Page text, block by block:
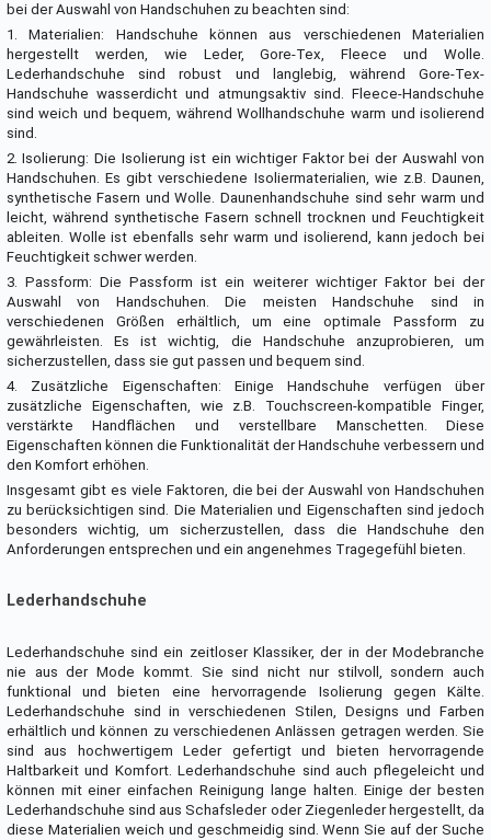
bei der Auswahl von Handschuhen zu beachten sind:
1. Materialien: Handschuhe können aus verschiedenen Materialien
hergestellt werden, wie Leder, Gore-Tex, Fleece und Wolle.
Lederhandschuhe sind robust und langlebig, während Gore-Tex-
Handschuhe wasserdicht und atmungsaktiv sind. Fleece-Handschuhe
sind weich und bequem, während Wollhandschuhe warm und isolierend
sind.
2. Isolierung: Die Isolierung ist ein wichtiger Faktor bei der Auswahl von
Handschuhen. Es gibt verschiedene Isoliermaterialien, wie z.B. Daunen,
synthetische Fasern und Wolle. Daunenhandschuhe sind sehr warm und
leicht, während synthetische Fasern schnell trocknen und Feuchtigkeit
ableiten. Wolle ist ebenfalls sehr warm und isolierend, kann jedoch bei
Feuchtigkeit schwer werden.
3. Passform: Die Passform ist ein weiterer wichtiger Faktor bei der
Auswahl von Handschuhen. Die meisten Handschuhe sind in
verschiedenen Größen erhältlich, um eine optimale Passform zu
gewährleisten. Es ist wichtig, die Handschuhe anzuprobieren, um
sicherzustellen, dass sie gut passen und bequem sind.
4. Zusätzliche Eigenschaften: Einige Handschuhe verfügen über
zusätzliche Eigenschaften, wie z.B. Touchscreen-kompatible Finger,
verstärkte Handflächen und verstellbare Manschetten. Diese
Eigenschaften können die Funktionalität der Handschuhe verbessern und
den Komfort erhöhen.
Insgesamt gibt es viele Faktoren, die bei der Auswahl von Handschuhen
zu berücksichtigen sind. Die Materialien und Eigenschaften sind jedoch
besonders wichtig, um sicherzustellen, dass die Handschuhe den
Anforderungen entsprechen und ein angenehmes Tragegefühl bieten.
Lederhandschuhe
Lederhandschuhe sind ein zeitloser Klassiker, der in der Modebranche
nie aus der Mode kommt. Sie sind nicht nur stilvoll, sondern auch
funktional und bieten eine hervorragende Isolierung gegen Kälte.
Lederhandschuhe sind in verschiedenen Stilen, Designs und Farben
erhältlich und können zu verschiedenen Anlässen getragen werden. Sie
sind aus hochwertigem Leder gefertigt und bieten hervorragende
Haltbarkeit und Komfort. Lederhandschuhe sind auch pflegeleicht und
können mit einer einfachen Reinigung lange halten. Einige der besten
Lederhandschuhe sind aus Schafsleder oder Ziegenleder hergestellt, da
diese Materialien weich und geschmeidig sind. Wenn Sie auf der Suche